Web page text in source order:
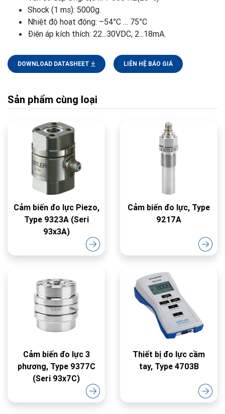
Shock (1 ms): 5000g.
Nhiệt độ hoạt động: –54°C … 75°C
Điện áp kích thích: 22...30VDC, 2...18mA.
DOWNLOAD DATASHEET LIÊN HỆ BÁO GIÁ
Sản phẩm cùng loại
Cảm biến đo lực Piezo,
Type 9323A (Seri
93x3A)
Cảm biến đo lực, Type
9217A
Cảm biến đo lực 3
phương, Type 9377C
(Seri 93x7C)
Thiết bị đo lực cầm
tay, Type 4703B